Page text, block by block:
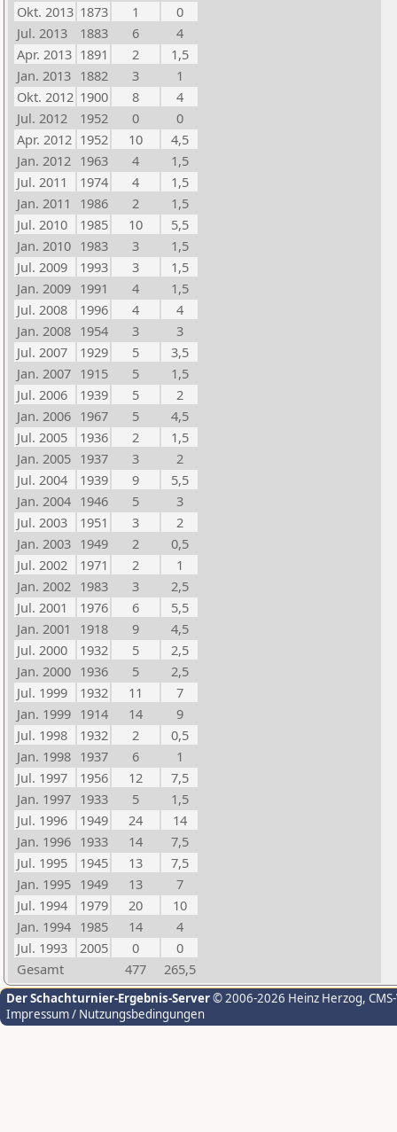
Okt. 2013 1873 1
0
Jul. 2013
1883 6
4
Apr. 2013 1891 2
1,5
Jan. 2013 1882 3
1
Okt. 2012 1900 8
4
Jul. 2012
1952 0
0
Apr. 2012 1952 10
4,5
Jan. 2012 1963 4
1,5
Jul. 2011
1974 4
1,5
Jan. 2011
1986 2
1,5
Jul. 2010
1985 10
5,5
Jan. 2010 1983 3
1,5
Jul. 2009
1993 3
1,5
Jan. 2009 1991 4
1,5
Jul. 2008
1996 4
4
Jan. 2008 1954 3
3
Jul. 2007
1929 5
3,5
Jan. 2007 1915 5
1,5
Jul. 2006
1939 5
2
Jan. 2006 1967 5
4,5
Jul. 2005
1936 2
1,5
Jan. 2005 1937 3
2
Jul. 2004
1939 9
5,5
Jan. 2004 1946 5
3
Jul. 2003
1951 3
2
Jan. 2003 1949 2
0,5
Jul. 2002
1971 2
1
Jan. 2002 1983 3
2,5
Jul. 2001
1976 6
5,5
Jan. 2001
1918 9
4,5
Jul. 2000
1932 5
2,5
Jan. 2000 1936 5
2,5
Jul. 1999
1932 11
7
Jan. 1999 1914 14
9
Jul. 1998
1932 2
0,5
Jan. 1998 1937 6
1
Jul. 1997
1956 12
7,5
Jan. 1997 1933 5
1,5
Jul. 1996
1949 24
14
Jan. 1996 1933 14
7,5
Jul. 1995
1945 13
7,5
Jan. 1995 1949 13
7
Jul. 1994
1979 20
10
Jan. 1994 1985 14
4
Jul. 1993
2005 0
0
Gesamt
477 265,5
Der Schachturnier-Ergebnis-Server© 2006-2026 Heinz Herzog,
Impressum / Nutzungsbedingungen